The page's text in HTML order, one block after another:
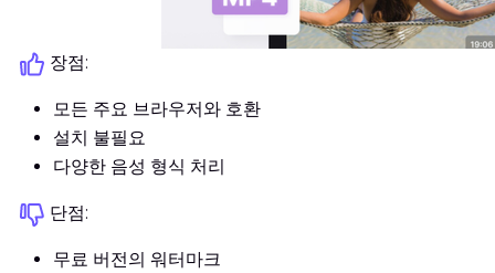
장점:
모든 주요 브라우저와 호환
설치 불필요
다양한 음성 형식 처리
단점:
무료 버전의 워터마크